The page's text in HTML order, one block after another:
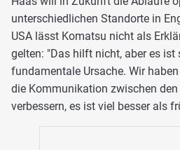
unterschiedlichen Standorte in
USA lässt Komatsu nicht als
gelten: "Das hilft nicht, aber es ist
fundamentale Ursache. Wir
die Kommunikation zwischen
verbessern, es ist viel besser als